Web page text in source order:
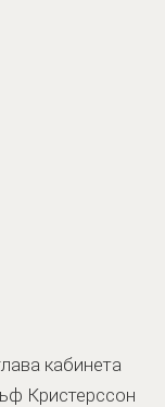
кабинета
Кристерссон